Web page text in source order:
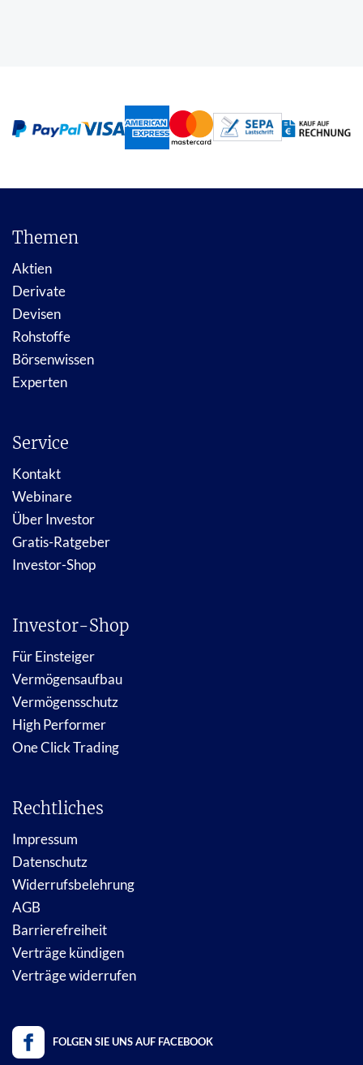
Themen
Aktien
Derivate
Devisen
Rohstoffe
Börsenwissen
Experten
Service
Kontakt
Webinare
Über Investor
Gratis-Ratgeber
Investor-Shop
Investor-Shop
Für Einsteiger
Vermögensaufbau
Vermögensschutz
High Performer
One Click Trading
Rechtliches
Impressum
Datenschutz
Widerrufsbelehrung
AGB
Barrierefreiheit
Verträge kündigen
Verträge widerrufen
FOLGEN SIE UNS AUF FACEBOOK